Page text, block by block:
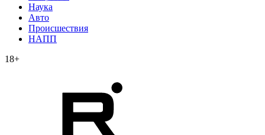
Наука
Авто
Происшествия
НАПП
18+